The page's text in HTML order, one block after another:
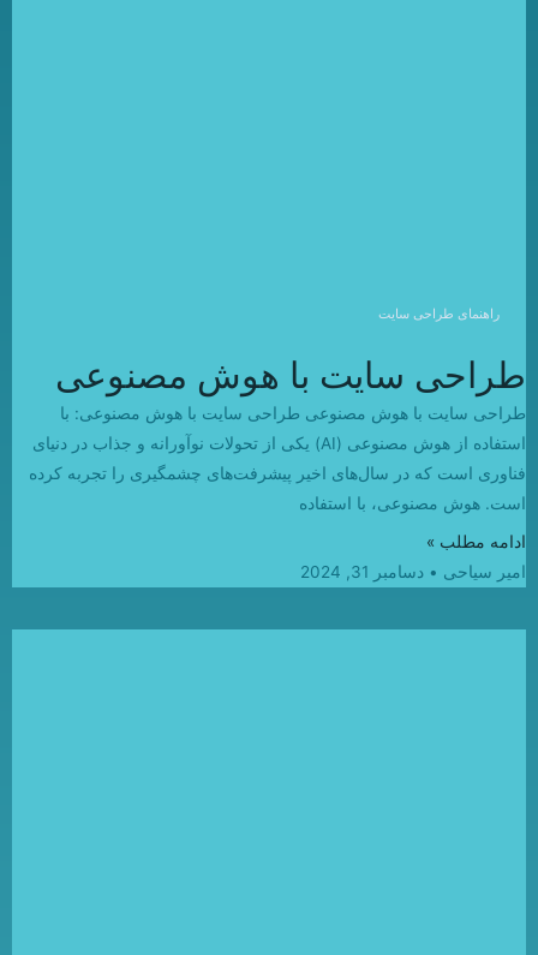
راهنمای طراحی سایت
طراحی سایت با هوش مصنوعی
طراحی سایت با هوش مصنوعی طراحی سایت با هوش مصنوعی: با
استفاده از هوش مصنوعی (AI) یکی از تحولات نوآورانه و جذاب در دنیای
فناوری است که در سال‌های اخیر پیشرفت‌های چشمگیری را تجربه کرده
است. هوش مصنوعی، با استفاده
ادامه مطلب »
امیر سیاحی
دسامبر 31, 2024